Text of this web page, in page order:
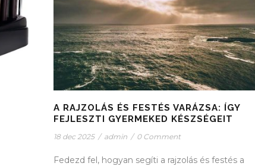
A RAJZOLÁS ÉS FESTÉS VARÁZSA: ÍGY
FEJLESZTI GYERMEKED KÉSZSÉGEIT
18 dec 2025 / admin / 0 Comment
Fedezd fel, hogyan segíti a rajzolás és festés a